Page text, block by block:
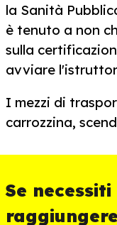
la Sanità
è tenuto a non
sulla
avviare
I mezzi di
carrozzina,
Se